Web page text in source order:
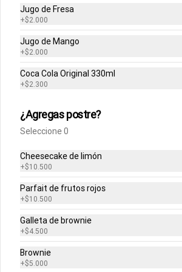
Abrir menu de navegación
¿Dónde quieres pedir?
No hay productos en el
Jugo de Fresa
+$2.000
Jugo de Mango
+$2.000
Coca Cola Original 330ml
+$2.300
¿Agregas postre?
Seleccione 0
Cheesecake de limón
+$10.500
Parfait de frutos rojos
+$10.500
Galleta de brownie
+$4.500
Brownie
+$5.000